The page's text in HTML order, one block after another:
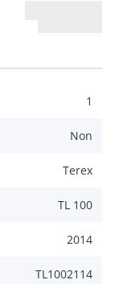
1
Non
Terex
TL 100
2014
TL1002114